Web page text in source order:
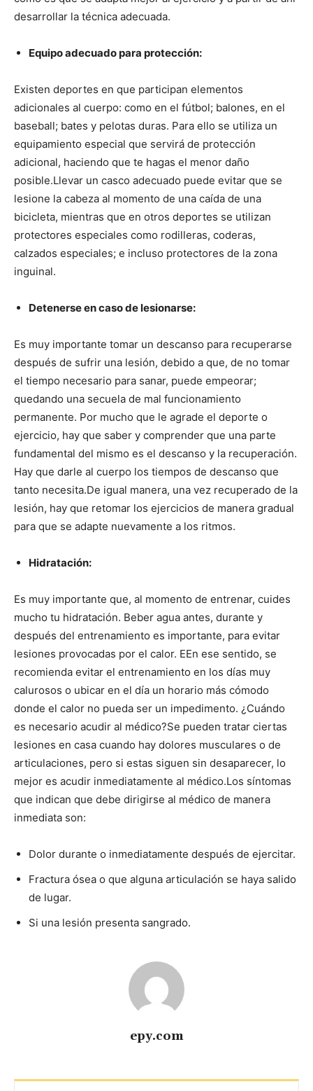
desarrollar la técnica adecuada.
Equipo adecuado para protección:
Existen deportes en que participan elementos
adicionales al cuerpo: como en el fútbol; balones, en el
baseball; bates y pelotas duras. Para ello se utiliza un
equipamiento especial que servirá de protección
adicional, haciendo que te hagas el menor daño
posible.Llevar un casco adecuado puede evitar que se
lesione la cabeza al momento de una caída de una
bicicleta, mientras que en otros deportes se utilizan
protectores especiales como rodilleras, coderas,
calzados especiales; e incluso protectores de la zona
inguinal.
Detenerse en caso de lesionarse:
Es muy importante tomar un descanso para recuperarse
después de sufrir una lesión, debido a que, de no tomar
el tiempo necesario para sanar, puede empeorar;
quedando una secuela de mal funcionamiento
permanente. Por mucho que le agrade el deporte o
ejercicio, hay que saber y comprender que una parte
fundamental del mismo es el descanso y la recuperación.
Hay que darle al cuerpo los tiempos de descanso que
tanto necesita.De igual manera, una vez recuperado de la
lesión, hay que retomar los ejercicios de manera gradual
para que se adapte nuevamente a los ritmos.
Hidratación:
Es muy importante que, al momento de entrenar, cuides
mucho tu hidratación. Beber agua antes, durante y
después del entrenamiento es importante, para evitar
lesiones provocadas por el calor. EEn ese sentido, se
recomienda evitar el entrenamiento en los días muy
calurosos o ubicar en el día un horario más cómodo
donde el calor no pueda ser un impedimento. ¿Cuándo
es necesario acudir al médico?Se pueden tratar ciertas
lesiones en casa cuando hay dolores musculares o de
articulaciones, pero si estas siguen sin desaparecer, lo
mejor es acudir inmediatamente al médico.Los síntomas
que indican que debe dirigirse al médico de manera
inmediata son:
Dolor durante o inmediatamente después de ejercitar.
Fractura ósea o que alguna articulación se haya salido
de lugar.
Si una lesión presenta sangrado.
epy.com